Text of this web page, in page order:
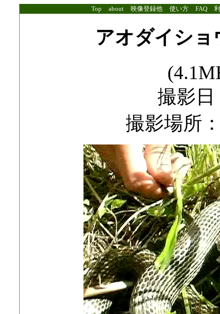
Top about 映像登録他 使い方 FAQ
アオダイショ
撮影日
撮影場所